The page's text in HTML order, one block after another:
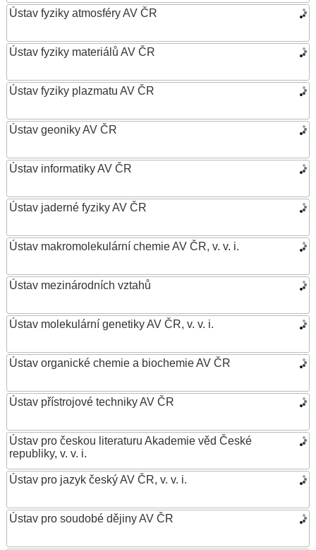
Ústav fyziky atmosféry AV ČR
Ústav fyziky materiálů AV ČR
Ústav fyziky plazmatu AV ČR
Ústav geoniky AV ČR
Ústav informatiky AV ČR
Ústav jaderné fyziky AV ČR
Ústav makromolekulární chemie AV ČR, v. v. i.
Ústav mezinárodních vztahů
Ústav molekulární genetiky AV ČR, v. v. i.
Ústav organické chemie a biochemie AV ČR
Ústav přístrojové techniky AV ČR
Ústav pro českou literaturu Akademie věd České
republiky, v. v. i.
Ústav pro jazyk český AV ČR, v. v. i.
Ústav pro soudobé dějiny AV ČR